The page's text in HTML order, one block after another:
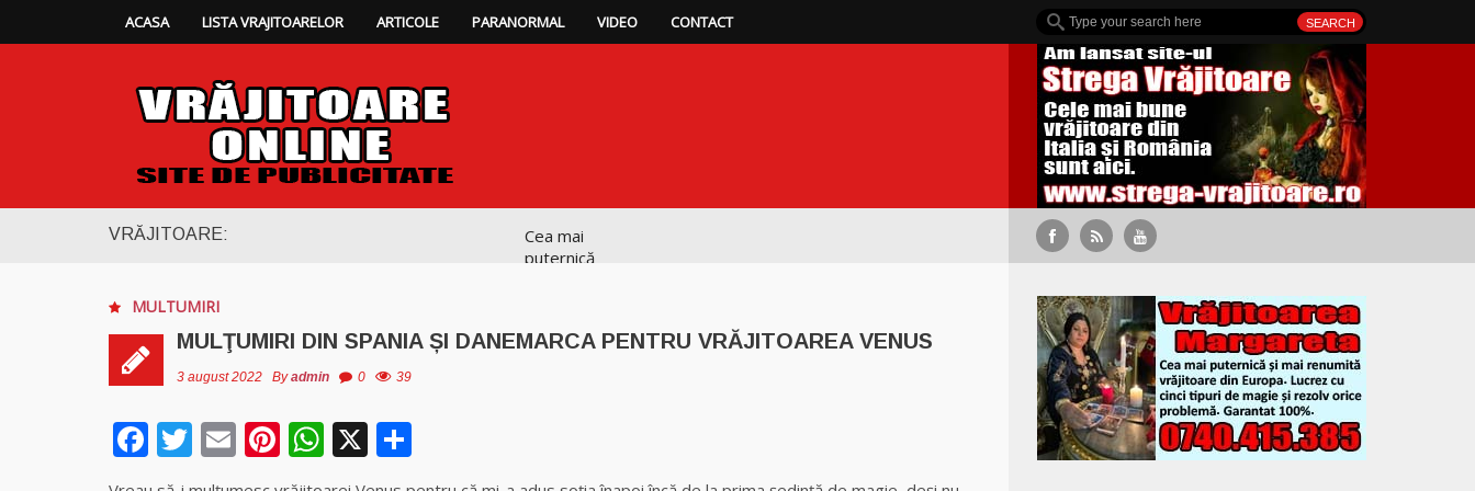
ACASA LISTA VRAJITOARELOR ARTICOLE PARANORMAL VIDEO CONTACT
VRĂJITOARE:
Cea mai
puternică
MULTUMIRI
MULŢUMIRI DIN SPANIA ȘI DANEMARCA PENTRU VRĂJITOAREA VENUS
3 august 2022 Byadmin 0 39
Facebook
Twitter
EmailPinterest
WhatsApp
X